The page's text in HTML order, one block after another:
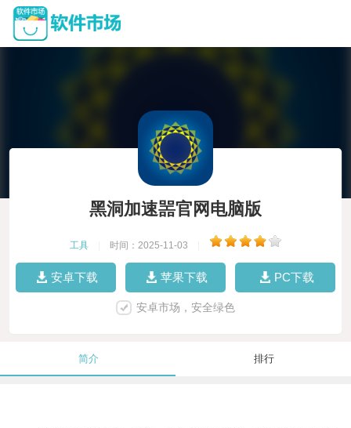
黑洞加速噐官网电脑版
工具 时间：2025-11-03
安卓下载 苹果下载 PC下载
安卓市场，安全绿色
简介 排行